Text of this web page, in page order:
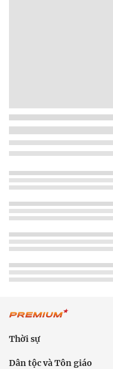
Thời sự
Dân tộc và Tôn giáo